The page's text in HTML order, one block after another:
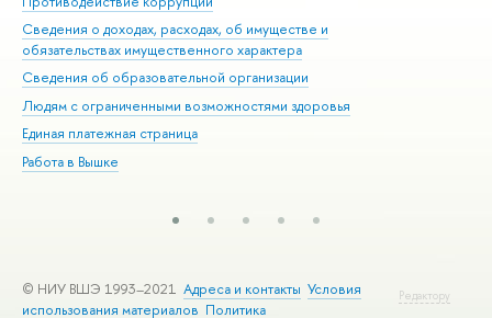
Сведения о доходах, расходах, об имуществе и
обязательствах имущественного характера
Сведения об образовательной организации
Людям с ограниченными возможностями здоровья
Единая платежная страница
Работа в Вышке
Редактору
© НИУ ВШЭ 1993–2021 Адреса и контакты Условия
использования материалов Политика